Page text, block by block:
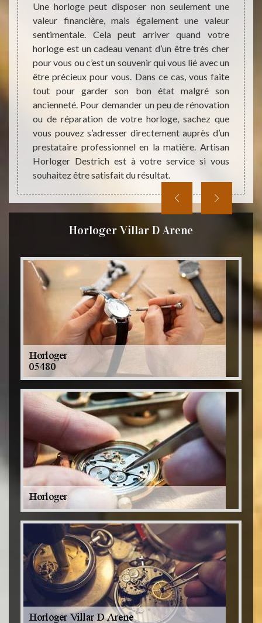
qui
sur
La
et la
le
que
un
La
de
Une horloge peut disposer non seulement une
valeur financière, mais également une valeur
sentimentale. Cela peut arriver quand votre
horloge est un cadeau venant d’un être très cher
pour vous ou c’est un souvenir qui vous lié avec un
être précieux pour vous. Dans ce cas, vous faite
tout pour garder son bon état malgré son
ancienneté. Pour demander un peu de rénovation
ou de réparation de votre horloge, sachez que
vous pouvez s’adresser directement auprès d’un
prestataire professionnel en la matière. Artisan
Horloger Destrich est à votre service si vous
souhaitez être satisfait du résultat.
Si
loin
est
et
la
Horloger Villar D Arene